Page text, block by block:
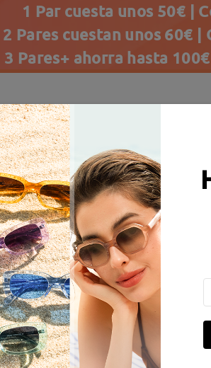
1 Par cuesta unos 50€ |
2 Pares cuestan unos 60€ |
3 Pares+ ahorra hasta
la montura: 126 mm (Paqueño)
resorte: No
DELIVERY